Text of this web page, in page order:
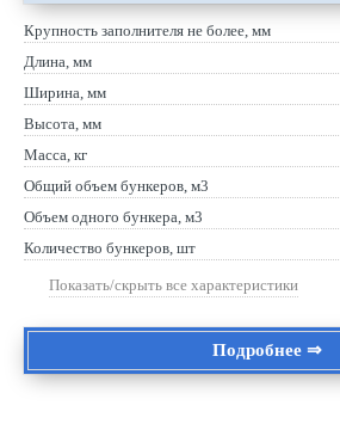
Крупность заполнителя не более, мм
Длина, мм
Ширина, мм
Высота, мм
Масса, кг
Общий объем бункеров, м3
Объем одного бункера, м3
Количество бункеров, шт
Показать/скрыть все характеристики
Подробнее ⇒